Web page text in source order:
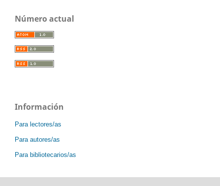
Número actual
Información
Para lectores/as
Para autores/as
Para bibliotecarios/as